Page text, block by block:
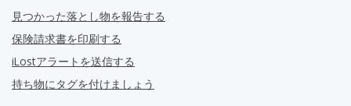
見つかった落とし物を報告する
保険請求書を印刷する
iLostアラートを送信する
持ち物にタグを付けましょう